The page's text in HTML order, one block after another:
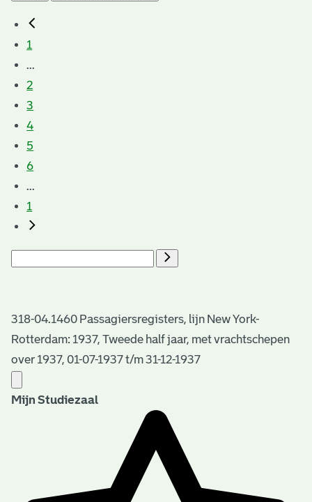
1
...
2
3
4
5
6
...
1
318-04.1460 Passagiersregisters, lijn New York-
Rotterdam: 1937, Tweede half jaar, met vrachtschepen
over 1937, 01-07-1937 t/m 31-12-1937
Mijn Studiezaal